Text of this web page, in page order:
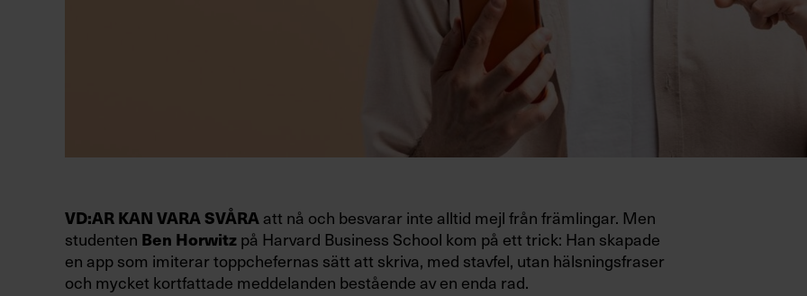
VD:AR KAN VARA SVÅRA att nå och besvarar inte alltid mejl från främlingar. Men
studenten Ben Horwitz på Harvard Business School kom på ett trick: Han skapade
en app som imiterar toppchefernas sätt att skriva, med stavfel, utan hälsningsfraser
och mycket kortfattade meddelanden bestående av en enda rad.